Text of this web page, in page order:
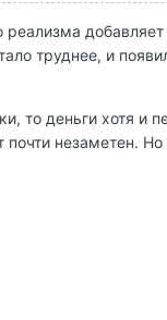
труднее, и
то деньги хотя и
почти незаметен.